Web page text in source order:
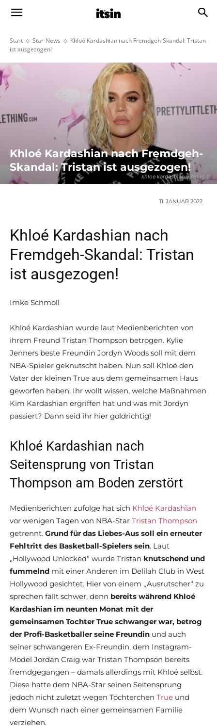
Start Star-News
Khloé Kardashian nach Fremdgeh-Skandal: Tristan
ist ausgezogen!
khloe kardashian 6351 lg 0
Khloé Kardashian nach Fremdgeh-
Skandal: Tristan ist ausgezogen!
11. JANUAR 2022
Khloé Kardashian nach
Fremdgeh-Skandal: Tristan
ist ausgezogen!
Imke Schmoll
Khloé Kardashian wurde laut Medienberichten von
ihrem Freund Tristan Thompson betrogen. Kylie
Jenners beste Freundin Jordyn Woods soll mit dem
NBA-Spieler geknutscht haben. Nun soll Khloé den
Vater der kleinen True aus dem gemeinsamen Haus
geworfen haben. Ihr wollt wissen, welche Maßnahmen
Kim Kardashian ergriffen hat und was mit Jordyn
passiert? Dann seid ihr hier goldrichtig!
Khloé Kardashian nach
Seitensprung von Tristan
Thompson am Boden zerstört
Medienberichten zufolge hat sich Khloé Kardashian
vor wenigen Tagen von NBA-Star Tristan Thompson
getrennt. Grund für das Liebes-Aus soll ein erneuter
Fehltritt des Basketball-Spielers sein. Laut
„Hollywood Unlocked“ wurde Tristan knutschend und
fummelnd mit einer Anderen im Delilah Club in West
Hollywood gesichtet. Hier von einem „Ausrutscher“ zu
sprechen fällt schwer, denn bereits während Khloé
Kardashian im neunten Monat mit der
gemeinsamen Tochter True schwanger war, betrog
der Profi-Basketballer seine Freundin und auch
seiner schwangeren Ex-Freundin, dem Instagram-
Model Jordan Craig war Tristan Thompson bereits
fremdgegangen – damals allerdings mit Khloé selbst.
Diese hatte dem NBA-Star seinen Seitensprung
jedoch nicht zuletzt wegen Töchterchen True und
dem Wunsch nach einer gemeinsamen Familie
verziehen.